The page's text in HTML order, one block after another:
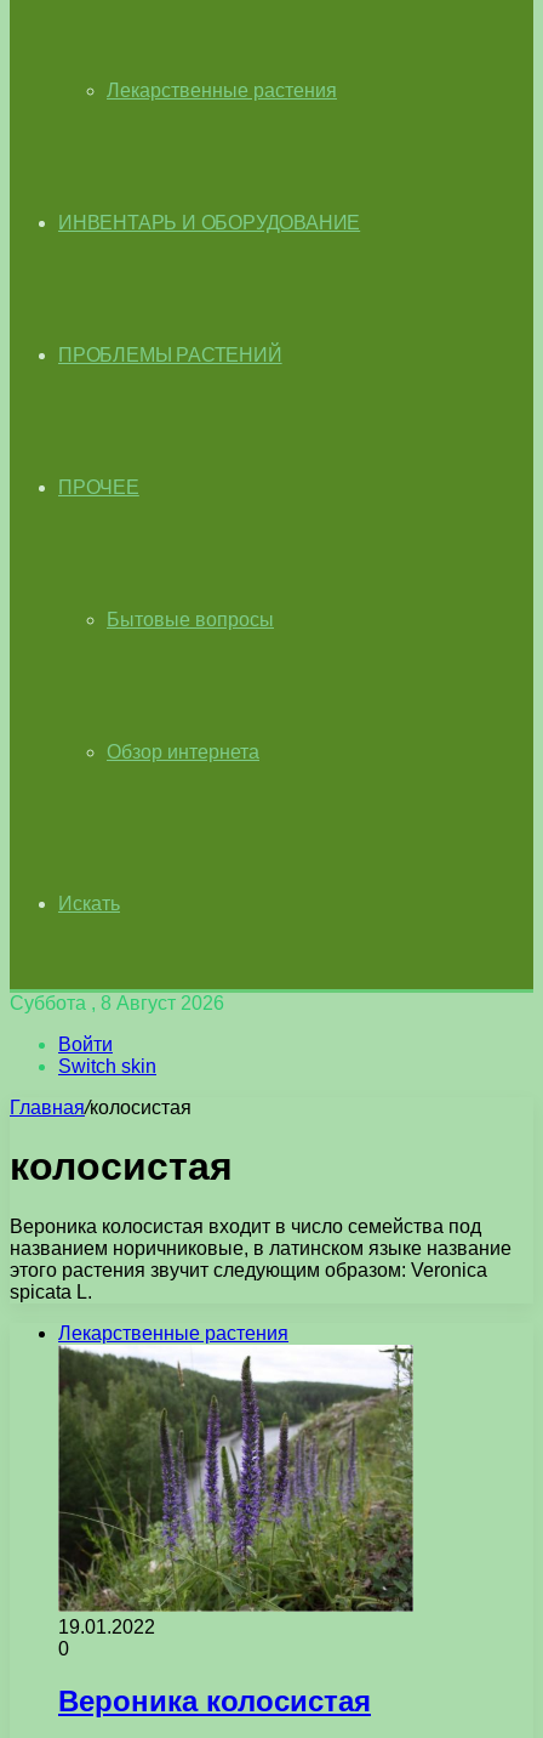
Лекарственные растения
ИНВЕНТАРЬ И ОБОРУДОВАНИЕ
ПРОБЛЕМЫ РАСТЕНИЙ
ПРОЧЕЕ
Бытовые вопросы
Обзор интернета
Искать
Суббота , 8 Август 2026
Войти
Switch skin
Главная/колосистая
колосистая
Вероника колосистая входит в число семейства под
названием норичниковые, в латинском языке название
этого растения звучит следующим образом: Veronica
spicata L.
Лекарственные растения
19.01.2022
0
Вероника колосистая